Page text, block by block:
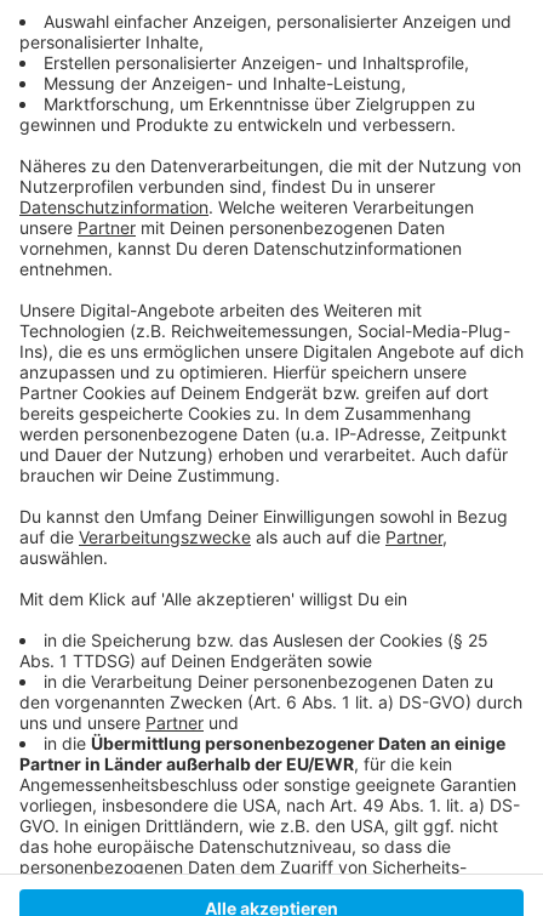
Insgesamt sind in dem Viertel 17 Mehrfamilienhäuser
betroffen. Die Mieterinnen und Mieter versammeln
Demonstrationmit dem Ziel zum Beispiel durch ein
Vorkaufsrecht mehr Sicherheit für Mietende in der
Wohnungspolitik zu erreichen.
Mehr Infos und Links zum Thema:
Anzeige
So haben wir schon berichtet
Mehr News aus Düsseldorf
Anzeige
Anzeige